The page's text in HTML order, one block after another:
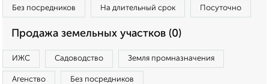
Без посредников На длительный срок Посуточно
Продажа земельных участков (0)
ИЖС Садоводство Земля промназначения
Агенство Без посредников